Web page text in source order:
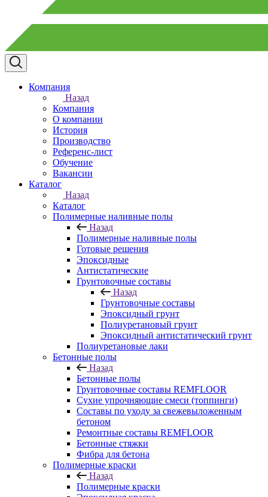
Компания
Назад
Компания
О компании
История
Производство
Референс-лист
Обучение
Вакансии
Каталог
Назад
Каталог
Полимерные наливные полы
Назад
Полимерные наливные полы
Готовые решения
Эпоксидные
Антистатические
Грунтовочные составы
Назад
Грунтовочные составы
Эпоксидный грунт
Полиуретановый грунт
Эпоксидный антистатический грунт
Полиуретановые лаки
Бетонные полы
Назад
Бетонные полы
Грунтовочные составы REMFLOOR
Сухие упрочняющие смеси (топпинги)
Составы по уходу за свежевыложенным
бетоном
Ремонтные составы REMFLOOR
Бетонные стяжки
Фибра для бетона
Полимерные краски
Назад
Полимерные краски